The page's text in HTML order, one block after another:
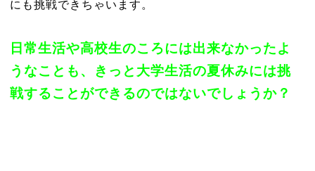
にも挑戦できちゃいます。
日常生活や高校生のころには出来なかったよ
うなことも、きっと大学生活の夏休みには挑
戦することができるのではないでしょうか？